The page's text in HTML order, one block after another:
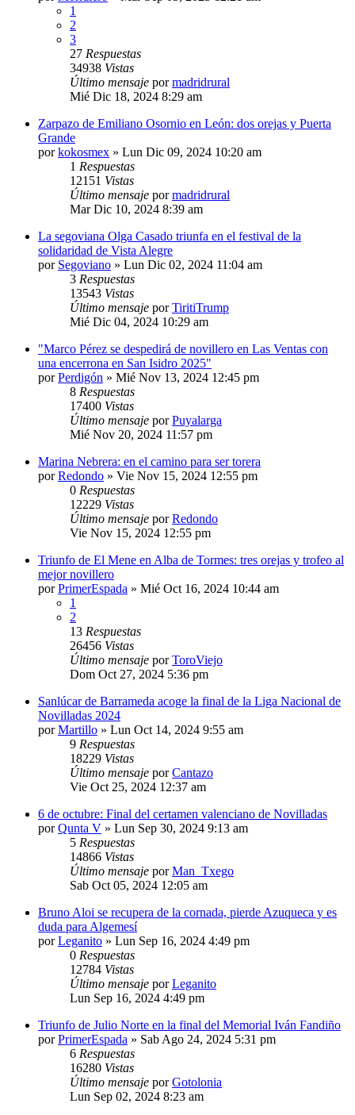
1
2
3
27 Respuestas
34938 Vistas
Último mensaje pormadridrural
Mié Dic 18, 2024 8:29 am
Zarpazo de Emiliano Osornio en León: dos orejas y Puerta
Grande
porkokosmex » Lun Dic 09, 2024 10:20 am
1 Respuestas
12151 Vistas
Último mensaje pormadridrural
Mar Dic 10, 2024 8:39 am
La segoviana Olga Casado triunfa en el festival de la
solidaridad de Vista Alegre
por Segoviano » Lun Dic 02, 2024 11:04 am
3 Respuestas
13543 Vistas
Último mensaje porTiritiTrump
Mié Dic 04, 2024 10:29 am
"Marco Pérez se despedirá de novillero en Las Ventas con
una encerrona en San Isidro 2025"
porPerdigón » Mié Nov 13, 2024 12:45 pm
8 Respuestas
17400 Vistas
Último mensaje porPuyalarga
Mié Nov 20, 2024 11:57 pm
Marina Nebrera: en el camino para ser torera
porRedondo » Vie Nov 15, 2024 12:55 pm
0 Respuestas
12229 Vistas
Último mensaje porRedondo
Vie Nov 15, 2024 12:55 pm
Triunfo de El Mene en Alba de Tormes: tres orejas y trofeo al
mejor novillero
porPrimerEspada » Mié Oct 16, 2024 10:44 am
1
2
13 Respuestas
26456 Vistas
Último mensaje porToroViejo
Dom Oct 27, 2024 5:36 pm
Sanlúcar de Barrameda acoge la final de la Liga Nacional de
Novilladas 2024
porMartillo » Lun Oct 14, 2024 9:55 am
9 Respuestas
18229 Vistas
Último mensaje porCantazo
Vie Oct 25, 2024 12:37 am
6 de octubre: Final del certamen valenciano de Novilladas
porQunta V » Lun Sep 30, 2024 9:13 am
5 Respuestas
14866 Vistas
Último mensaje porMan_Txego
Sab Oct 05, 2024 12:05 am
Bruno Aloi se recupera de la cornada, pierde Azuqueca y es
duda para Algemesí
porLeganito » Lun Sep 16, 2024 4:49 pm
0 Respuestas
12784 Vistas
Último mensaje porLeganito
Lun Sep 16, 2024 4:49 pm
Triunfo de Julio Norte en la final del Memorial Iván Fandiño
porPrimerEspada » Sab Ago 24, 2024 5:31 pm
6 Respuestas
16280 Vistas
Último mensaje porGotolonia
Lun Sep 02, 2024 8:23 am